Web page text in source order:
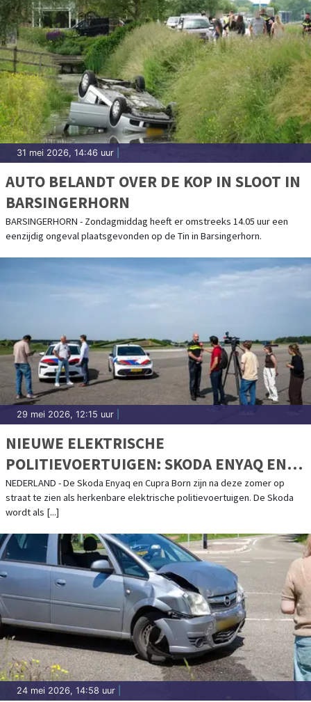
31 mei 2026, 14:46 uur
AUTO BELANDT OVER DE KOP IN SLOOT IN
BARSINGERHORN
BARSINGERHORN - Zondagmiddag heeft er omstreeks 14.05 uur een
eenzijdig ongeval plaatsgevonden op de Tin in Barsingerhorn.
29 mei 2026, 12:15 uur
NIEUWE ELEKTRISCHE
POLITIEVOERTUIGEN: SKODA ENYAQ EN
CUPRA BORN
NEDERLAND - De Skoda Enyaq en Cupra Born zijn na deze zomer op
straat te zien als herkenbare elektrische politievoertuigen. De Skoda
wordt als [...]
24 mei 2026, 14:58 uur